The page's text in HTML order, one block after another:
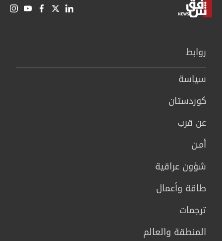
روابط
سیاسة
كوردستان
عن قرب
أمـن
شؤون عراقية
طاقة وأعمال
ترجمات
المنطقة والعالم